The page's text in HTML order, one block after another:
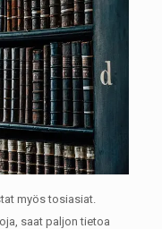
myös tosiasiat.
saat paljon tietoa